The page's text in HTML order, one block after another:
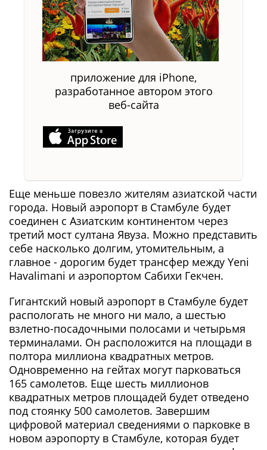
приложение для iPhone,
разработанное автором этого
веб-сайта
Еще меньше повезло жителям азиатской части
города. Новый аэропорт в Стамбуле будет
соединен с Азиатским континентом через
третий мост султана Явуза. Можно представить
себе насколько долгим, утомительным, а
главное - дорогим будет трансфер между Yeni
Havalimani и аэропортом Сабихи Гекчен.
Гигантский новый аэропорт в Стамбуле будет
распологать не много ни мало, а шестью
взлетно-посадочными полосами и четырьмя
терминалами. Он расположится на площади в
полтора миллиона квадратных метров.
Одновременно на гейтах могут парковаться
165 самолетов. Еще шесть миллионов
квадратных метров площадей будет отведено
под стоянку 500 самолетов. Завершим
цифровой материал сведениями о парковке в
новом аэропорту в Стамбуле, которая будет